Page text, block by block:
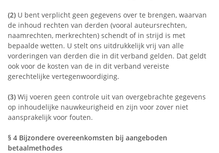
(2) U bent verplicht geen gegevens over te brengen, waarvan
de inhoud rechten van derden (vooral auteursrechten,
naamrechten, merkrechten) schendt of in strijd is met
bepaalde wetten. U stelt ons uitdrukkelijk vrij van alle
vorderingen van derden die in dit verband gelden. Dat geldt
ook voor de kosten van de in dit verband vereiste
gerechtelijke vertegenwoordiging.
(3) Wij voeren geen controle uit van overgebrachte gegevens
op inhoudelijke nauwkeurigheid en zijn voor zover niet
aansprakelijk voor fouten.
§ 4 Bijzondere overeenkomsten bij aangeboden
betaalmethodes